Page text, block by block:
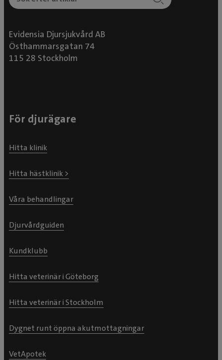
Evidensia Djursjukvård AB
Östhammarsgatan 74
115 28 Stockholm
För djurägare
Hitta klinik
Hitta hästklinik >
Våra behandlingar
Djurvårdguiden
Kundklubb
Hitta veterinär i Göteborg
Hitta veterinär i Stockholm
Dygnet runt öppna akutmottagningar
VetApotek